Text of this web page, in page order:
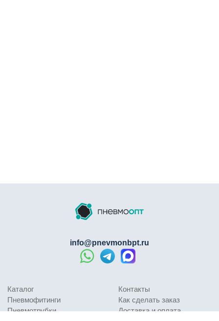
Каталог
Пневмофитинги
Пневмотрубки
Контакты
Как сделать заказ
Доставка и оплата
info@pnevmonbpt.ru